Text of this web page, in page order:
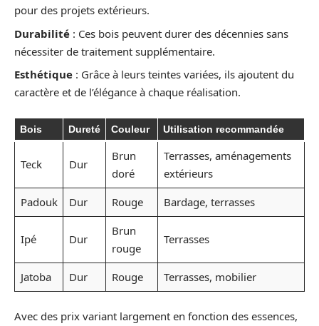
pour des projets extérieurs.
Durabilité : Ces bois peuvent durer des décennies sans
nécessiter de traitement supplémentaire.
Esthétique : Grâce à leurs teintes variées, ils ajoutent du
caractère et de l’élégance à chaque réalisation.
Bois Dureté Couleur Utilisation recommandée
Teck Dur
Brun
doré
Terrasses, aménagements
extérieurs
Padouk
Dur Rouge Bardage, terrasses
Ipé Dur
Brun
rouge
Terrasses
Jatoba Dur Rouge Terrasses, mobilier
Avec des prix variant largement en fonction des essences,